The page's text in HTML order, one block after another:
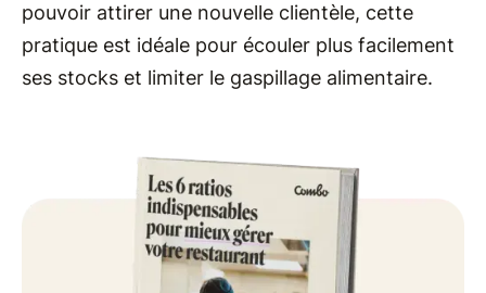
pouvoir attirer une nouvelle clientèle, cette
pratique est idéale pour écouler plus facilement
ses stocks et limiter le gaspillage alimentaire.